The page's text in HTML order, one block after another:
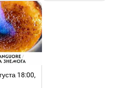
18:00,